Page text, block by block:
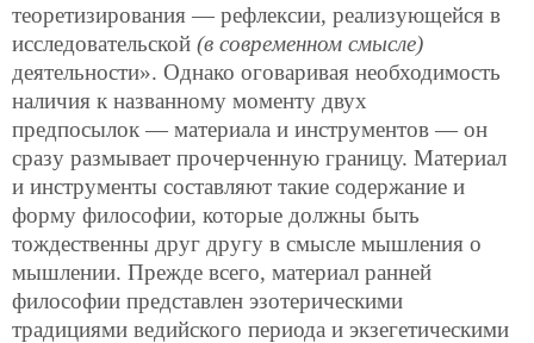
теоретизирования — рефлексии, реализующейся в
исследовательской (в современном смысле)
деятельности». Однако оговаривая необходимость
наличия к названному моменту двух
предпосылок — материала и инструментов — он
сразу размывает прочерченную границу. Материал
и инструменты составляют такие содержание и
форму философии, которые должны быть
тождественны друг другу в смысле мышления о
мышлении. Прежде всего, материал ранней
философии представлен эзотерическими
традициями ведийского периода и экзегетическими